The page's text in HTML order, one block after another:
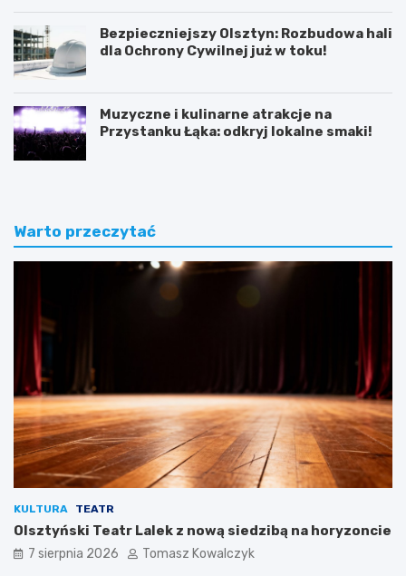
Bezpieczniejszy Olsztyn: Rozbudowa hali
dla Ochrony Cywilnej już w toku!
Muzyczne i kulinarne atrakcje na
Przystanku Łąka: odkryj lokalne smaki!
Warto przeczytać
KULTURA TEATR
Olsztyński Teatr Lalek z nową siedzibą na horyzoncie
7 sierpnia 2026 Tomasz Kowalczyk